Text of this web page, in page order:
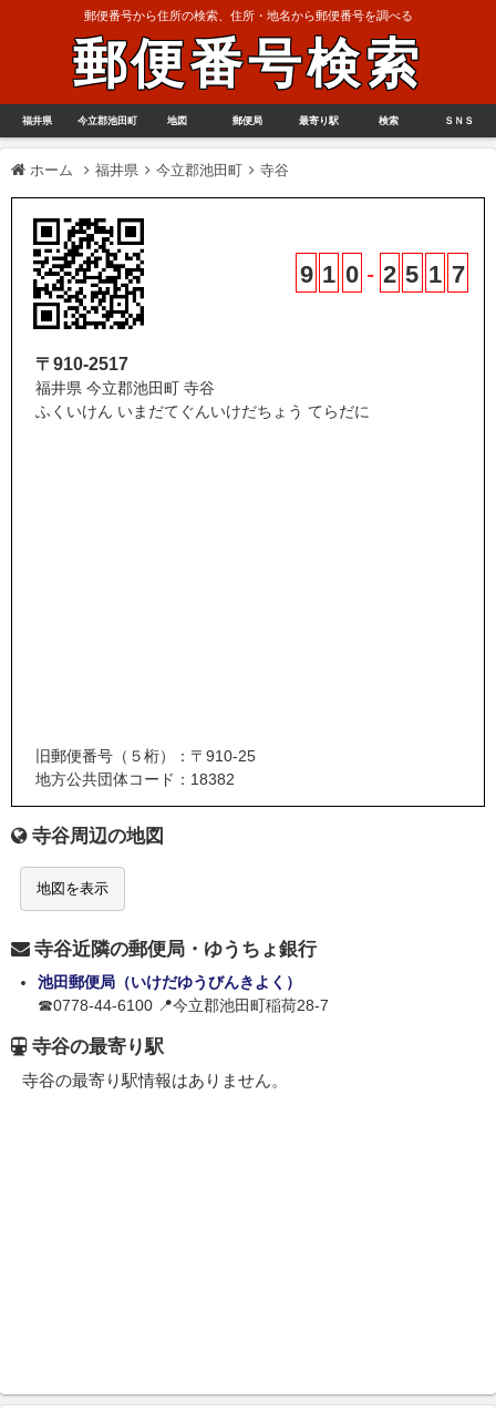
郵便番号から住所の検索、住所・地名から郵便番号を調べる
郵便番号検索
福井県 今立郡池田町 地図 郵便局 最寄り駅 検索 ＳＮＳ
ホーム 福井県 今立郡池田町 寺谷
9 1 0 - 2 5 1 7
〒910-2517
福井県 今立郡池田町 寺谷
ふくいけん いまだてぐんいけだちょう てらだに
旧郵便番号（５桁）：〒910-25
地方公共団体コード：18382
寺谷周辺の地図
地図を表示
寺谷近隣の郵便局・ゆうちょ銀行
池田郵便局（いけだゆうびんきよく）
☎0778-44-6100 📍今立郡池田町稲荷28-7
寺谷の最寄り駅
寺谷の最寄り駅情報はありません。